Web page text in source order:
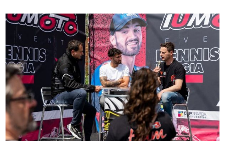
Chi ha acquistato, poi, un casco ha avuto diritto a partecipare al
concorso che ha messo in palio un cascoNolan N60 replica
Petrucci.
C'è stata un immensa affluenza degli appassionati delle 2 ruote.
Li ringraziamo uno ad uno, per aver partecipato a questo evento
unico nel suo genere.
Approfittiamo per dire ai nostri amati clienti ed a tutti
gli
appassionati delle 2 ruote, che seguiranno altri eventi simili.